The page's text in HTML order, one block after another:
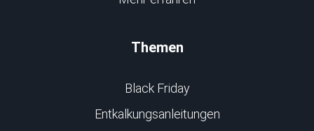
Themen
Black Friday
Entkalkungsanleitungen